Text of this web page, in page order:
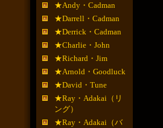
★Andy・Cadman
★Darrell・Cadman
★Derrick・Cadman
★Charlie・John
★Richard・Jim
★Arnold・Goodluck
★David・Tune
★Ray・Adakai（リ
ング）
★Ray・Adakai（バ